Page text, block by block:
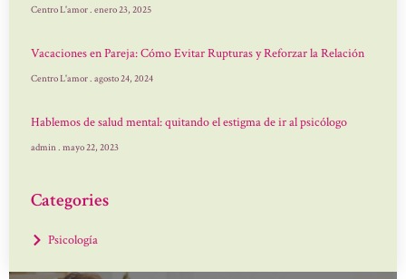
Centro L'amor enero 23, 2025
Vacaciones en Pareja: Cómo Evitar Rupturas y Reforzar la Relación
Centro L'amor agosto 24, 2024
Hablemos de salud mental: quitando el estigma de ir al psicólogo
admin mayo 22, 2023
Categories
Psicología